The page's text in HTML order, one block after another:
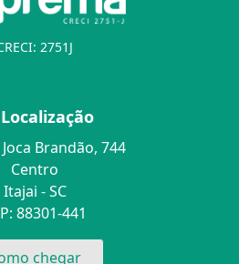
2751J
Localização
Brandão, 744
Centro
Itajai - SC
88301-441
chegar